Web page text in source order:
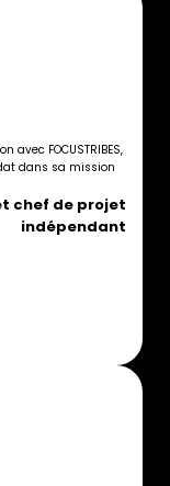
avec FOCUSTRIBES,
dans sa mission
chef de projet
indépendant